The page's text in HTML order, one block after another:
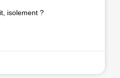
isolement ?